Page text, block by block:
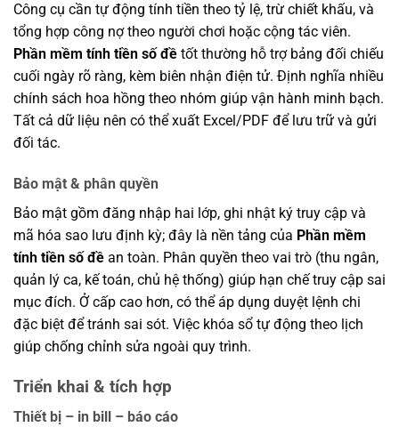
Công cụ cần tự động tính tiền theo tỷ lệ, trừ chiết khấu, và
tổng hợp công nợ theo người chơi hoặc cộng tác viên.
Phần mềm tính tiền số đề tốt thường hỗ trợ bảng đối chiếu
cuối ngày rõ ràng, kèm biên nhận điện tử. Định nghĩa nhiều
chính sách hoa hồng theo nhóm giúp vận hành minh bạch.
Tất cả dữ liệu nên có thể xuất Excel/PDF để lưu trữ và gửi
đối tác.
Bảo mật & phân quyền
Bảo mật gồm đăng nhập hai lớp, ghi nhật ký truy cập và
mã hóa sao lưu định kỳ; đây là nền tảng của Phần mềm
tính tiền số đề an toàn. Phân quyền theo vai trò (thu ngân,
quản lý ca, kế toán, chủ hệ thống) giúp hạn chế truy cập sai
mục đích. Ở cấp cao hơn, có thể áp dụng duyệt lệnh chi
đặc biệt để tránh sai sót. Việc khóa sổ tự động theo lịch
giúp chống chỉnh sửa ngoài quy trình.
Triển khai & tích hợp
Thiết bị – in bill – báo cáo